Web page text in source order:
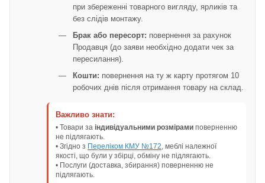
при збереженні товарного вигляду, ярликів та
без слідів монтажу.
Брак або пересорт: повернення за рахунок
Продавця (до заяви необхідно додати чек за
пересилання).
Кошти: повернення на ту ж карту протягом 10
робочих днів після отримання товару на склад.
Важливо знати:
• Товари за індивідуальними розмірами поверненню
не підлягають.
• Згідно з Переліком КМУ №172, меблі належної
якості, що були у збірці, обміну не підлягають.
• Послуги (доставка, збирання) поверненню не
підлягають.